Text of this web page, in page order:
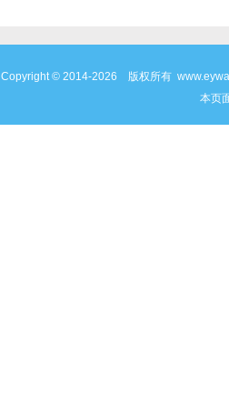
Copyright © 2014-2026 版权所有
本页